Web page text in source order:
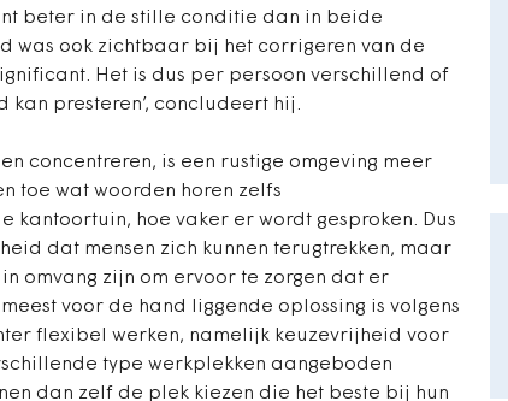
beter in de stille conditie dan in beide
was ook zichtbaar bij het corrigeren van de
Het is dus per persoon verschillend of
kan presteren’, concludeert hij.
concentreren, is een rustige omgeving meer
toe wat woorden horen zelfs
kantoortuin, hoe vaker er wordt gesproken. Dus
dat mensen zich kunnen terugtrekken, maar
omvang zijn om ervoor te zorgen dat er
voor de hand liggende oplossing is volgens
flexibel werken, namelijk keuzevrijheid voor
type werkplekken aangeboden
dan zelf de plek kiezen die het beste bij hun